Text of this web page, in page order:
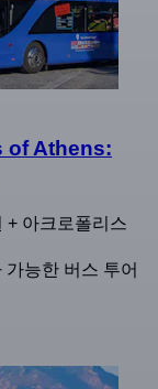
of Athens:
+ 아크로폴리스
능한 버스 투어